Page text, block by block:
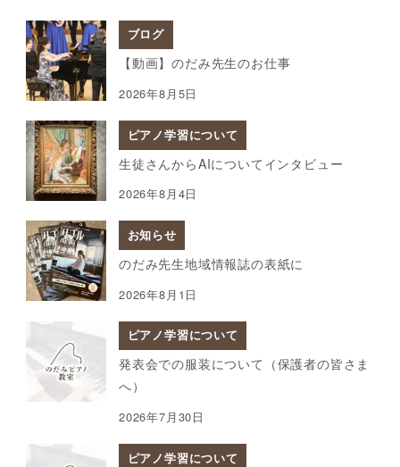
ブログ
【動画】のだみ先生のお仕事
2026年8月5日
ピアノ学習について
生徒さんからAIについてインタビュー
2026年8月4日
お知らせ
のだみ先生地域情報誌の表紙に
2026年8月1日
ピアノ学習について
発表会での服装について（保護者の皆さま
へ）
2026年7月30日
ピアノ学習について